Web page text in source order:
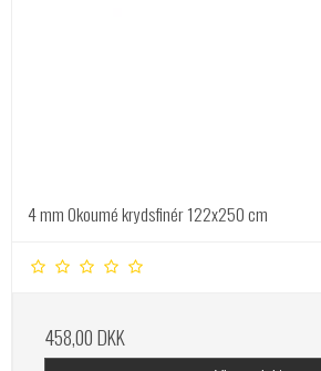
4 mm Okoumé krydsfinér 122x250 cm
458,00 DKK